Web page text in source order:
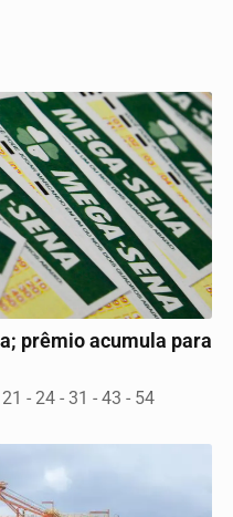
prêmio acumula para
- 24 - 31 - 43 - 54